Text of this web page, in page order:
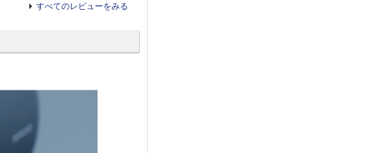
すべてのレビューをみる